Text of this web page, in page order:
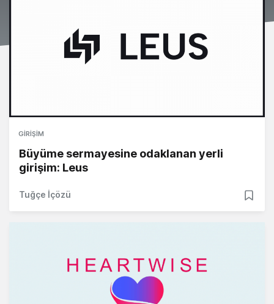
GIRIŞIM
Büyüme sermayesine odaklanan yerli
girişim: Leus
Tuğçe İçözü